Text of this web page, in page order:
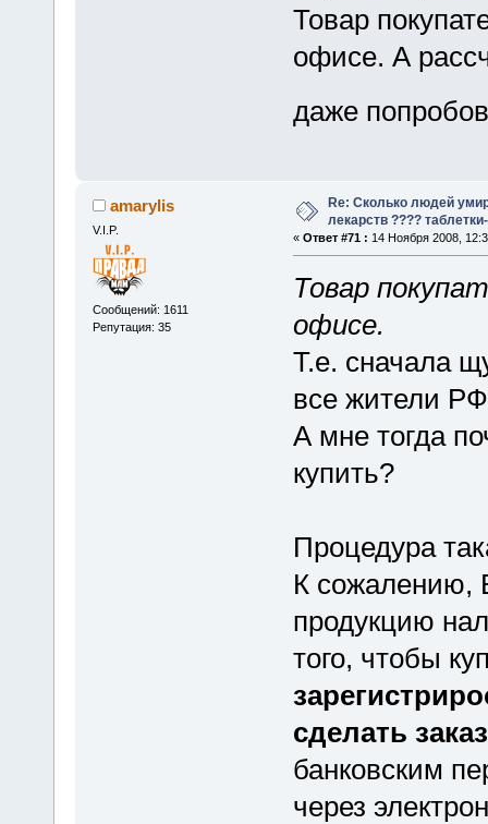
Товар
офисе. А
даже
amarylis
V.I.P.
Сообщений: 1611
Репутация: 35
Re: Сколько людей
лекарств ????
« Ответ #71 : 14 Ноября 2008,
Товар
офисе.
Т.е. сначала
все жители
А мне тогда
купить?
Процедура
К сожалению,
продукцию
того, чтобы
сделать
банковским
через